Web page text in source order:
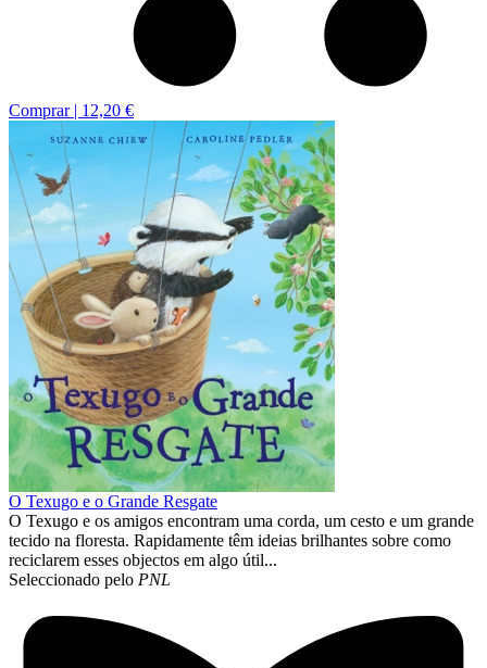
Comprar | 12,20 €
O Texugo e o Grande Resgate
O Texugo e os amigos encontram uma corda, um cesto e um grande
tecido na floresta. Rapidamente têm ideias brilhantes sobre como
reciclarem esses objectos em algo útil...
Seleccionado pelo PNL